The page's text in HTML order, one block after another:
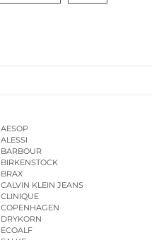
AESOP
ALESSI
BARBOUR
BIRKENSTOCK
BRAX
CALVIN KLEIN JEANS
CLINIQUE
COPENHAGEN
DRYKORN
ECOALF